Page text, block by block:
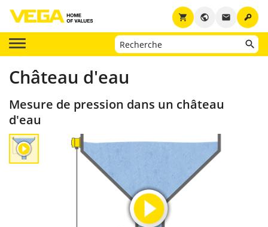
key
email
public
shopping_cart
Château d'eau
Mesure de pression dans un château
d'eau